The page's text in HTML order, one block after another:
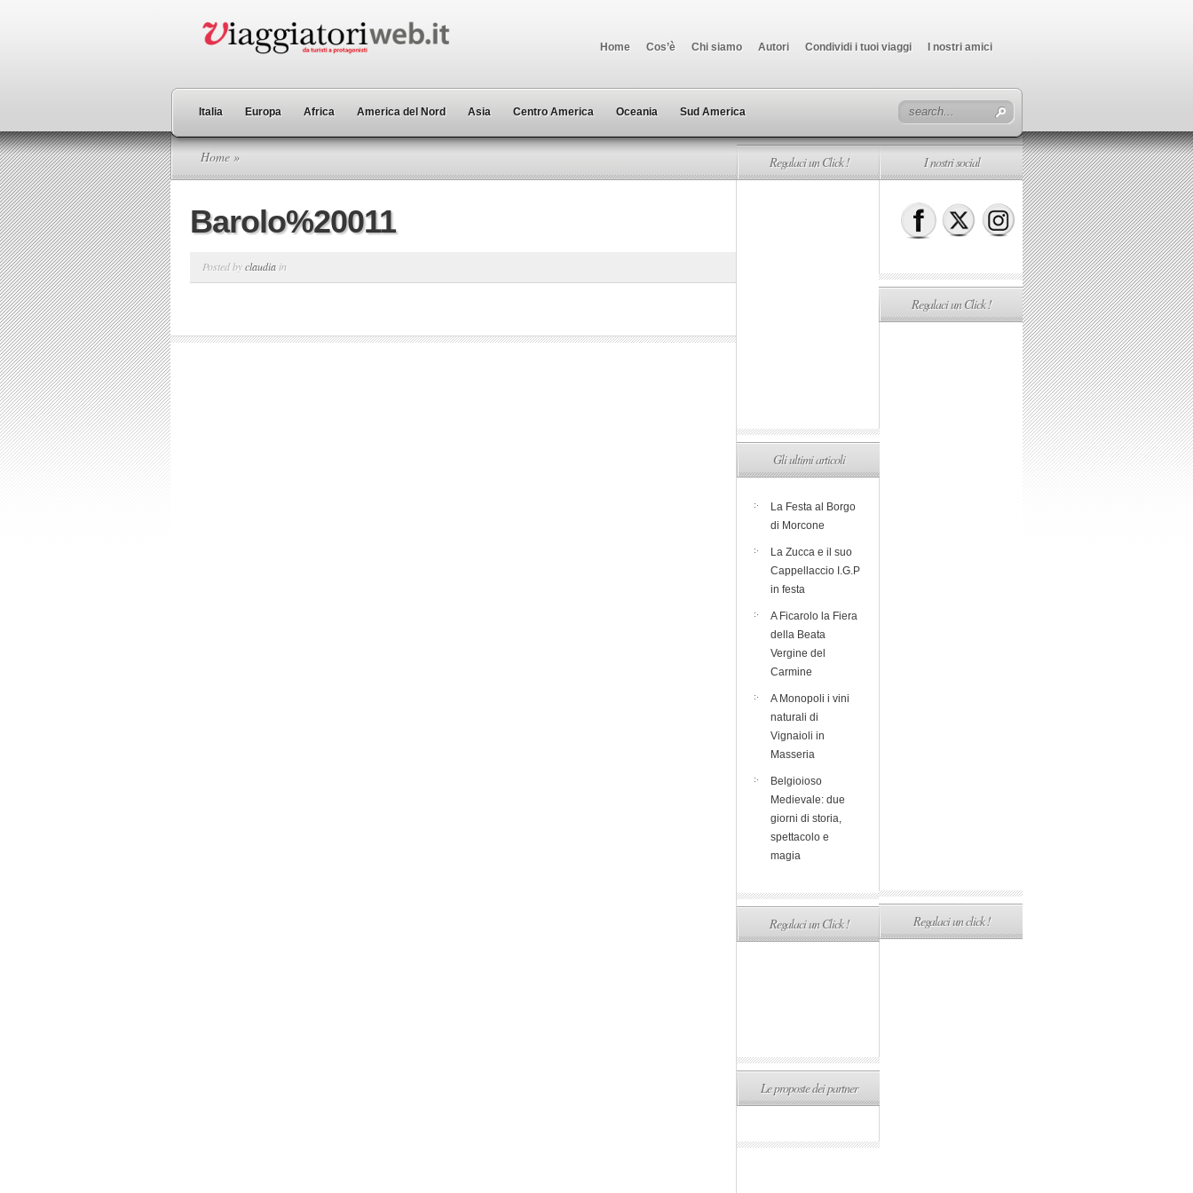
Home Cos’è Chi siamo Autori Condividi i tuoi viaggi I nostri amici
Italia Europa Africa America del Nord Asia Centro America Oceania Sud America
Home »
Barolo%20011
Posted byclaudia in
Regalaci un Click !
Gli ultimi articoli
La Festa al Borgo
di Morcone
La Zucca e il suo
Cappellaccio I.G.P
in festa
A Ficarolo la Fiera
della Beata
Vergine del
Carmine
A Monopoli i vini
naturali di
Vignaioli in
Masseria
Belgioioso
Medievale: due
giorni di storia,
spettacolo e
magia
Regalaci un Click !
Le proposte dei partner
I nostri social
Regalaci un Click !
Regalaci un click !